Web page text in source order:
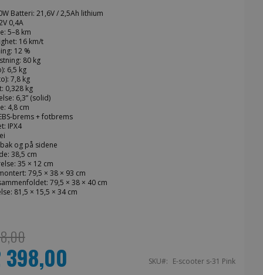
Batteri: 21,6V / 2,5Ah lithium
0,4A
5–8 km
16 km/t
12 %
80 kg
6,5 kg
7,8 kg
0,328 kg
6,3” (solid)
4,8 cm
brems + fotbrems
IPX4
og på sidene
38,5 cm
35 × 12 cm
79,5 × 38 × 93 cm
79,5 × 38 × 40 cm
81,5 × 15,5 × 34 cm
SKU E-scooter s-31 Pink